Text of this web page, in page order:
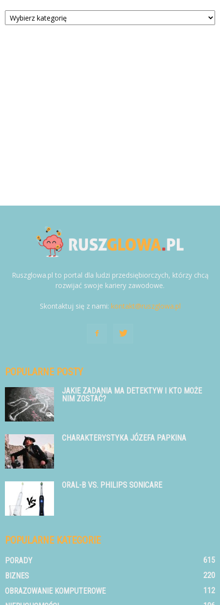
Kategorie
Ruszglowa.pl to portal dla ludzi przedsiębiorczych, którzy chcą
rozwijać swoje kariery zawodowe.
Skontaktuj się z nami: kontakt@ruszglowa.pl
POPULARNE POSTY
JAKIE ZADANIA MA DETEKTYW I KTO MOŻE
NIM ZOSTAĆ?
CHARAKTERYSTYKA JÓZEFA PAPKINA
ORAL-B VS. PHILIPS SONICARE
POPULARNE KATEGORIE
PORADY
615
BIZNES
220
OBRAZOWANIE KOMPUTEROWE
112